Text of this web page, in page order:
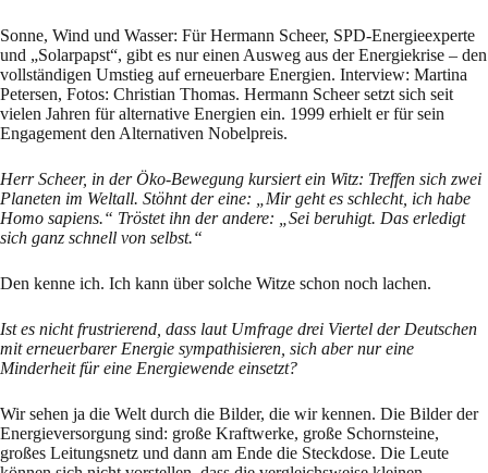
Sonne, Wind und Wasser: Für Hermann Scheer, SPD-Energieexperte
und „Solarpapst“, gibt es nur einen Ausweg aus der Energiekrise – den
vollständigen Umstieg auf erneuerbare Energien. Interview: Martina
Petersen, Fotos: Christian Thomas. Hermann Scheer setzt sich seit
vielen Jahren für alternative Energien ein. 1999 erhielt er für sein
Engagement den Alternativen Nobelpreis.
Herr Scheer, in der Öko-Bewegung kursiert ein Witz: Treffen sich zwei
Planeten im Weltall. Stöhnt der eine: „Mir geht es schlecht, ich habe
Homo sapiens.“ Tröstet ihn der andere: „Sei beruhigt. Das erledigt
sich ganz schnell von selbst.“
Den kenne ich. Ich kann über solche Witze schon noch lachen.
Ist es nicht frustrierend, dass laut Umfrage drei Viertel der Deutschen
mit erneuerbarer Energie sympathisieren, sich aber nur eine
Minderheit für eine Energiewende einsetzt?
Wir sehen ja die Welt durch die Bilder, die wir kennen. Die Bilder der
Energieversorgung sind: große Kraftwerke, große Schornsteine,
großes Leitungsnetz und dann am Ende die Steckdose. Die Leute